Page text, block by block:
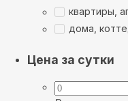
квартиры,
дома,
Цена за сутки